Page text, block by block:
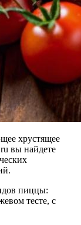
хрустящее
вы найдете
пиццы:
тесте, с